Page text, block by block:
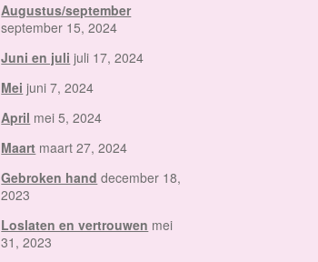
Augustus/september
september 15, 2024
Juni en juli juli 17, 2024
Mei juni 7, 2024
April mei 5, 2024
Maart maart 27, 2024
Gebroken hand december 18,
2023
Loslaten en vertrouwen mei
31, 2023